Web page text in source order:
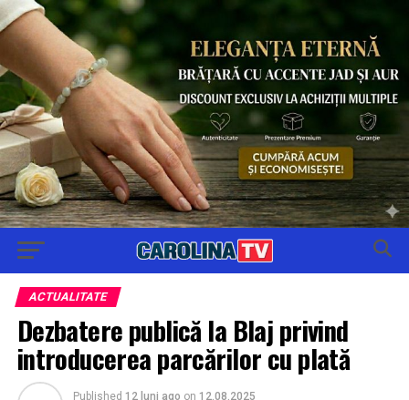
ACTUALITATE
Dezbatere publică la Blaj privind
introducerea parcărilor cu plată
Published 12 luni ago on 12.08.2025